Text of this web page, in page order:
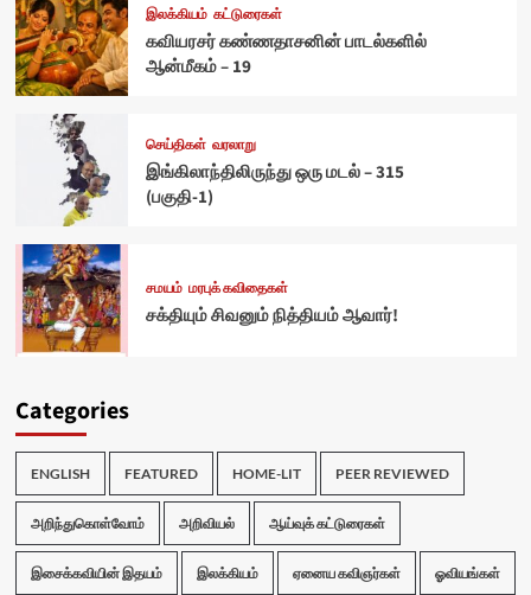
இலக்கியம் கட்டுரைகள்
கவியரசர் கண்ணதாசனின் பாடல்களில்
ஆன்மீகம் – 19
செய்திகள் வரலாறு
இங்கிலாந்திலிருந்து ஒரு மடல் – 315
(பகுதி-1)
சமயம் மரபுக் கவிதைகள்
சக்தியும் சிவனும் நித்தியம் ஆவார்!
Categories
ENGLISH FEATURED HOME-LIT PEER REVIEWED
அறிந்துகொள்வோம் அறிவியல் ஆய்வுக் கட்டுரைகள்
இசைக்கவியின் இதயம் இலக்கியம் ஏனைய கவிஞர்கள் ஓவியங்கள்